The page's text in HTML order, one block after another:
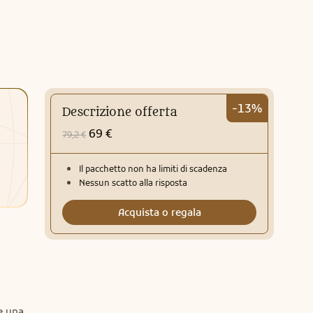
-13%
Descrizione offerta
79,2 € 69 €
Il pacchetto non ha limiti di scadenza
Nessun scatto alla risposta
Acquista o regala